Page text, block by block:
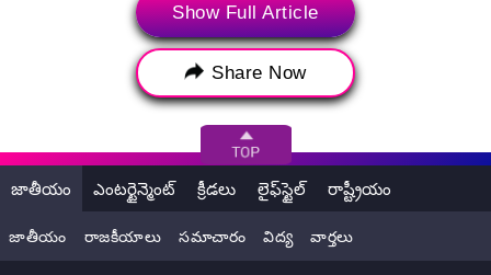
Sam Pitroda Congress Sam Pitroda Controversy
Sam Pitroda Resigns ఇండియన్ ఓవర్సీస్ కాంగ్రెస్
పిట్రోడా శామ్‌ పిట్రోడా
Show Full Article
Share Now
జాతీయం ఎంటర్టైన్మెంట్ క్రీడలు లైఫ్‌స్టైల్ రాష్ట్రీయం
జాతీయం రాజకీయాలు సమాచారం విద్య వార్తలు